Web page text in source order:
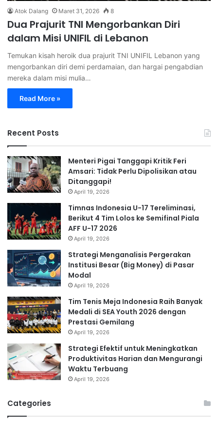
Atok Dalang Maret 31, 2026 8
Dua Prajurit TNI Mengorbankan Diri
dalam Misi UNIFIL di Lebanon
Temukan kisah heroik dua prajurit TNI UNIFIL Lebanon yang
mengorbankan diri demi perdamaian, dan hargai pengabdian
mereka dalam misi mulia…
Read More »
Recent Posts
Menteri Pigai Tanggapi Kritik Feri
Amsari: Tidak Perlu Dipolisikan atau
Ditanggapi!
April 19, 2026
Timnas Indonesia U-17 Tereliminasi,
Berikut 4 Tim Lolos ke Semifinal Piala
AFF U-17 2026
April 19, 2026
Strategi Menganalisis Pergerakan
Institusi Besar (Big Money) di Pasar
Modal
April 19, 2026
Tim Tenis Meja Indonesia Raih Banyak
Medali di SEA Youth 2026 dengan
Prestasi Gemilang
April 19, 2026
Strategi Efektif untuk Meningkatkan
Produktivitas Harian dan Mengurangi
Waktu Terbuang
April 19, 2026
Categories